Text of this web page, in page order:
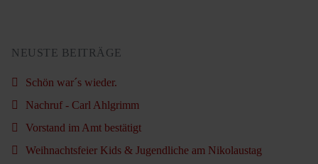
NEUSTE BEITRÄGE
Schön war´s wieder.
Nachruf - Carl Ahlgrimm
Vorstand im Amt bestätigt
Weihnachtsfeier Kids & Jugendliche am Nikolaustag